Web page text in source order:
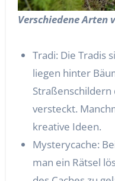
Verschiedene Arten
Tradi: Die Tradis
liegen hinter
versteckt.
kreative Ideen.
Mysterycache:
man ein Rätsel